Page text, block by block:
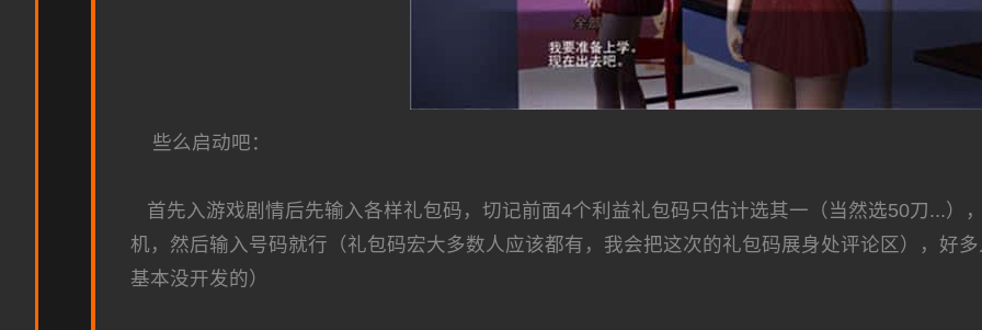
些么启动吧：
首先入游戏剧情后先输入各样礼包码，切记前面4个利益礼包码只估计选其一（当然选50刀...）
机，然后输入号码就行（礼包码宏大多数人应该都有，我会把这次的礼包码展身处评论区），好
基本没开发的）